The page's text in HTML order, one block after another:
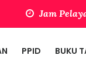
Jam
PPID BUKU